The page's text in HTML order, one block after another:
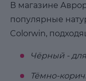
В магазине
популярные
Colorwin,
Чёрный -
Тёмно-